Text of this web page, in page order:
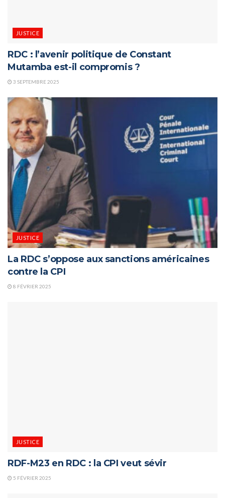
JUSTICE
RDC : l’avenir politique de Constant
Mutamba est-il compromis ?
3 SEPTEMBRE 2025
JUSTICE
La RDC s’oppose aux sanctions américaines
contre la CPI
8 FÉVRIER 2025
JUSTICE
RDF-M23 en RDC : la CPI veut sévir
5 FÉVRIER 2025